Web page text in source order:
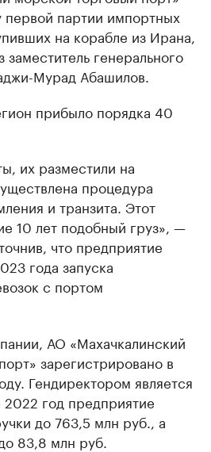
партии импортных
на корабле из Ирана,
генерального
Мурад Абашилов.
прибыло порядка 40
их разместили на
процедура
и транзита. Этот
10 лет подобный груз», —
что предприятие
года запуска
с портом
АО «Махачкалинский
зарегистрировано в
Гендиректором является
год предприятие
до 763,5 млн руб., а
83,8 млн руб.